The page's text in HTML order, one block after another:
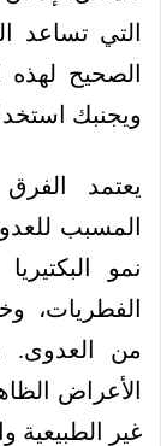
التي تساعد
الصحيح
ويجنبك
يعتمد
المسبب
نمو
الفطريات،
من العدوى.
الأعراض
غير الطبيعية